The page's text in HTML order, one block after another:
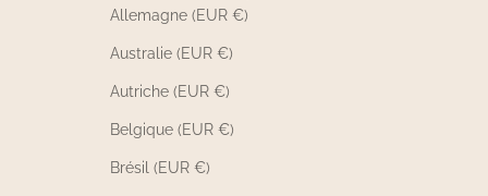
Allemagne (EUR €)
Australie (EUR €)
Autriche (EUR €)
Belgique (EUR €)
Brésil (EUR €)